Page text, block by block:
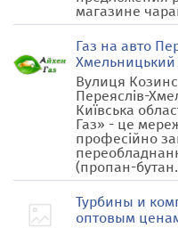
магазине
Газ на авто
Хмельницький
Вулиця
Переяслів-
Київська
Газ» - це
професійно
(пропан-
Турбины и
оптовым